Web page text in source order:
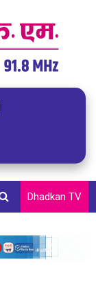
Dhadkan TV